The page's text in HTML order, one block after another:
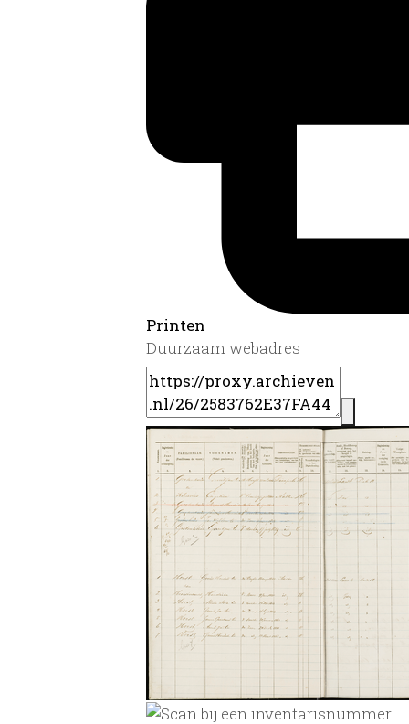
Printen
Duurzaam webadres